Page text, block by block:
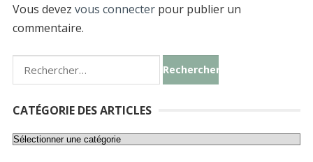
Vous devez vous connecterpour publier un
commentaire.
Rechercher :
CATÉGORIE DES ARTICLES
Catégorie